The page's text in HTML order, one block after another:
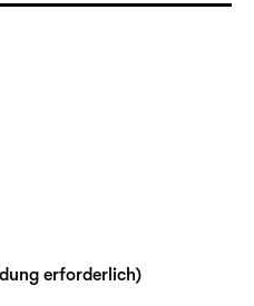
und Umständen
der
live am Klavier,
Fuentes am
erforderlich)